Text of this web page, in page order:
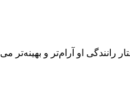
او آرام‌تر و